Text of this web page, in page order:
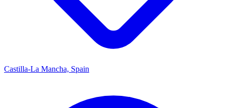
Castilla-La Mancha, Spain